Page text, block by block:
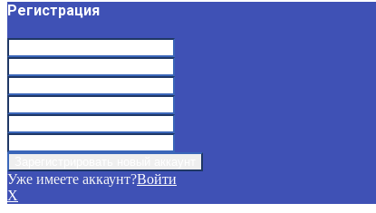
Регистрация
Уже имеете аккаунт?Войти
X